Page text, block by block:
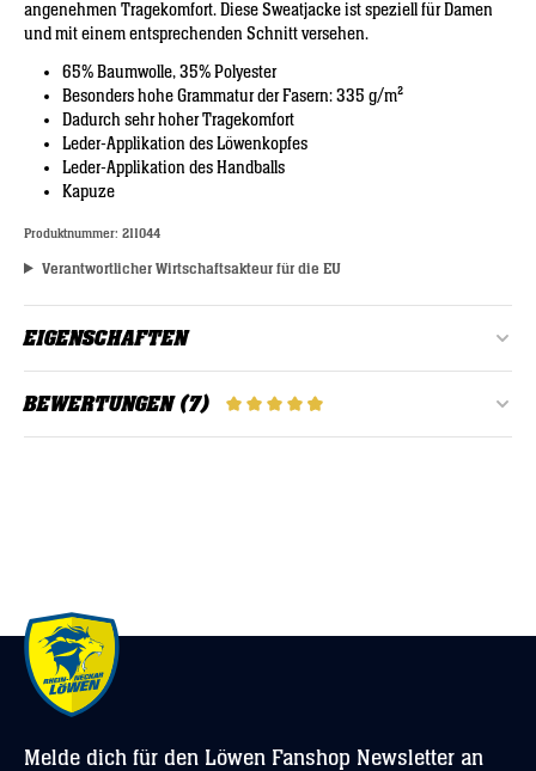
angenehmen Tragekomfort. Diese Sweatjacke ist speziell für Damen
und mit einem entsprechenden Schnitt versehen.
65% Baumwolle, 35% Polyester
Besonders hohe Grammatur der Fasern: 335 g/m²
Dadurch sehr hoher Tragekomfort
Leder-Applikation des Löwenkopfes
Leder-Applikation des Handballs
Kapuze
Produktnummer: 211044
Verantwortlicher Wirtschaftsakteur für die EU
EIGENSCHAFTEN
Farbe: Grau
BEWERTUNGEN (7) DURCHSCHNITTLICHE
Durchschnittliche Bewertung von 4 von 5 Sternen
Gutes Preis-Leistungsverhältnis
Sehr schöner Hoodie, tolles Design und sehr
Durchschnittliche Bewertung von 4 von 5 Sternen
Sehr schöner Hoodie, tolles Design und sehr weicher und
Melde dich für den Löwen Fanshop Newsletter an